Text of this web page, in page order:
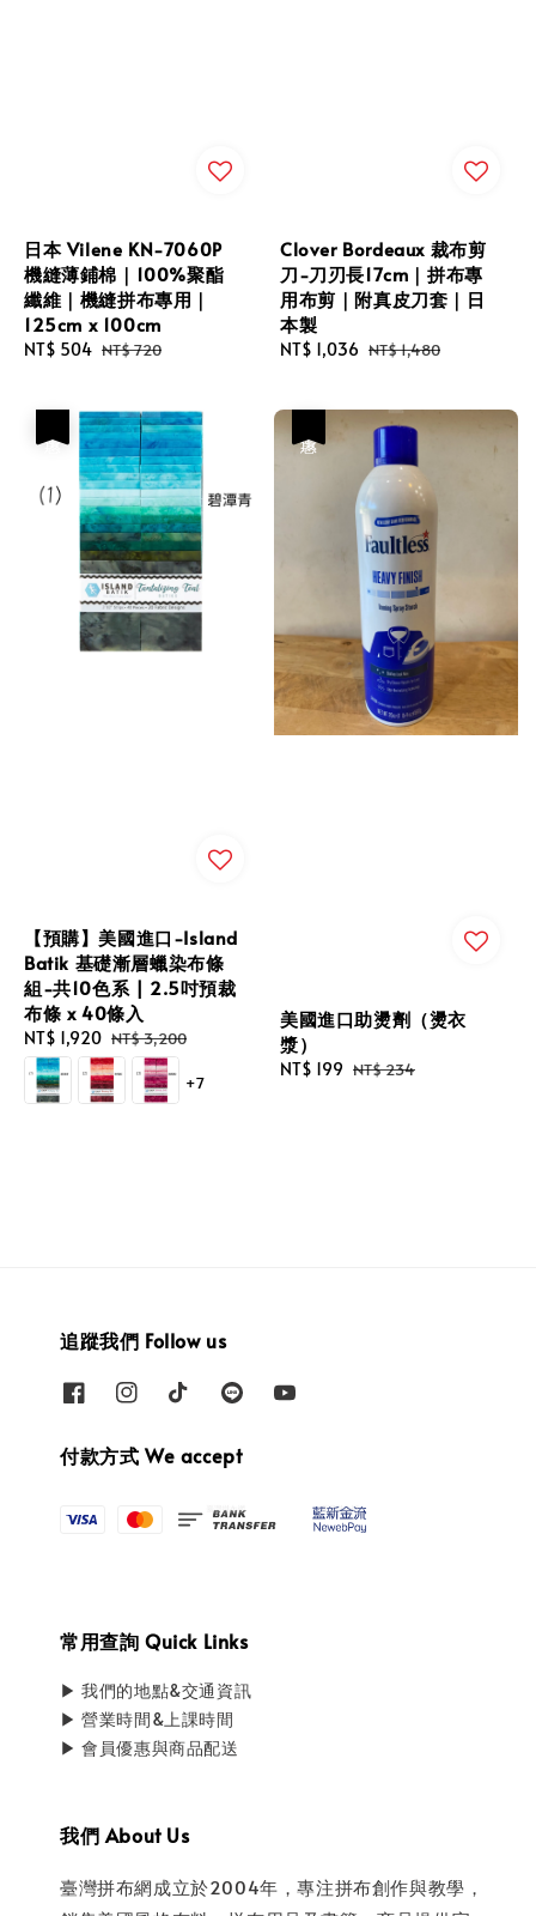
日本 Vilene KN-7060P
機縫薄鋪棉｜100%聚酯
纖維｜機縫拼布專用｜
125cm x 100cm
Sale
NT$ 504 Regular
NT$ 720
Clover Bordeaux 裁布剪
刀-刀刃長17cm｜拼布專
用布剪｜附真皮刀套｜日
本製
Sale
NT$ 1,036 Regular
NT$ 1,480
【預購】美國進口-Island
Batik 基礎漸層蠟染布條
組-共10色系 | 2.5吋預裁
布條 x 40條入
Sale
price
NT$ 1,920 Regular
price
NT$ 3,200
+7
美國進口助燙劑（燙衣
漿）
Sale
NT$ 199 Regular
NT$ 234
追蹤我們 Follow us
付款方式 We accept
常用查詢 Quick Links
▶ 我們的地點&交通資訊
▶ 營業時間&上課時間
▶ 會員優惠與商品配送
我們 About Us
臺灣拼布網成立於2004年，專注拼布創作與教學，